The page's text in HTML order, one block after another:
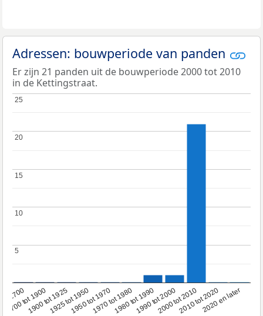
Adressen: bouwperiode van panden
Er zijn 21 panden uit de bouwperiode 2000 tot 2010
in de Kettingstraat.
1700
1700 tot 1900
1900 tot 19251925 tot 19501950 tot 19701970 tot 19801980 tot 19901990 tot 20002000 tot 20102010 tot 20202020 en later
5
5
10
10
15
15
20
20
25
25